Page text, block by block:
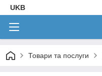
UKB
Товари та послуги